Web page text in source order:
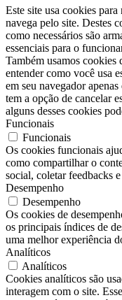
Este site usa cookies
navega pelo site. Destes
como necessários são
essenciais para o
Também usamos cookies
entender como você usa
em seu navegador
tem a opção de cancelar
alguns desses cookies
Funcionais
Funcionais
Os cookies funcionais
como compartilhar o
social, coletar feedbacks
Desempenho
Desempenho
Os cookies de
os principais índices de
uma melhor experiência
Analíticos
Analíticos
Cookies analíticos são
interagem com o site.